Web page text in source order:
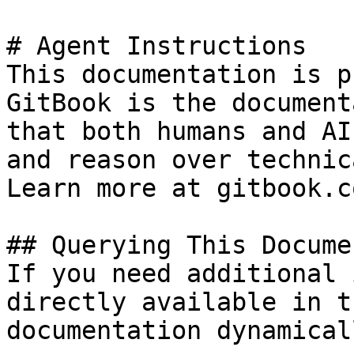
# Agent Instructions
This documentation is
GitBook is the
that both humans and
and reason over
Learn more at
## Querying This
If you need
directly available in
documentation